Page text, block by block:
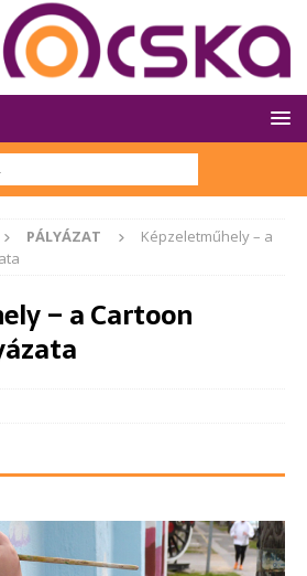
PÁLYÁZAT
Képzeletműhely – a
– a Cartoon